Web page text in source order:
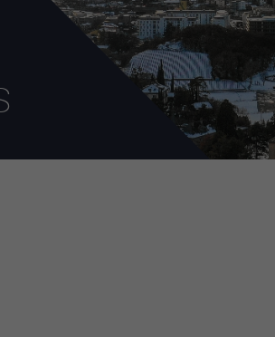
2028
Clubs et associations
Nature